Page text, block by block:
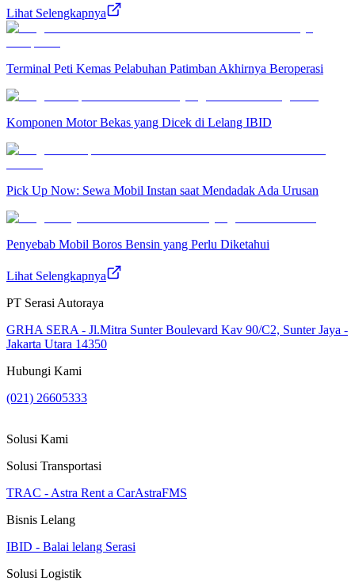
Lihat Selengkapnya
Terminal Peti Kemas Pelabuhan Patimban Akhirnya Beroperasi
Komponen Motor Bekas yang Dicek di Lelang IBID
Pick Up Now: Sewa Mobil Instan saat Mendadak Ada Urusan
Penyebab Mobil Boros Bensin yang Perlu Diketahui
Lihat Selengkapnya
PT Serasi Autoraya
GRHA SERA - Jl.Mitra Sunter Boulevard Kav 90/C2, Sunter Jaya -
Jakarta Utara 14350
Hubungi Kami
(021) 26605333
Solusi Kami
Solusi Transportasi
TRAC - Astra Rent a CarAstraFMS
Bisnis Lelang
IBID - Balai lelang Serasi
Solusi Logistik